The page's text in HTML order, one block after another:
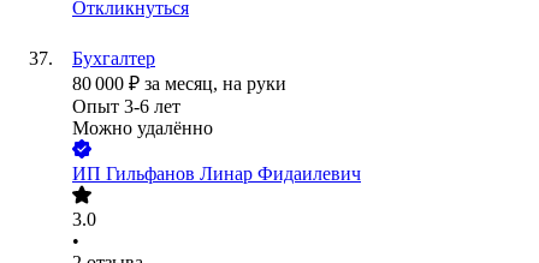
Откликнуться
Бухгалтер
80 000 ₽ за месяц, на руки
Опыт 3-6 лет
Можно удалённо
ИП Гильфанов Линар Фидаилевич
3.0
•